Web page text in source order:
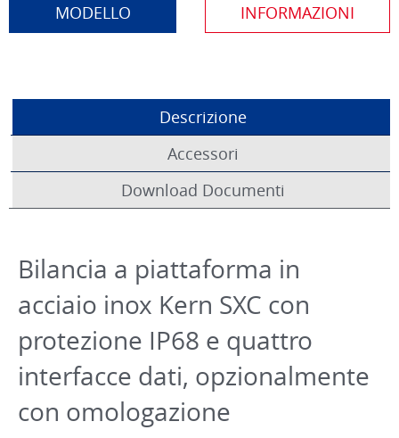
MODELLO
Descrizione
Accessori
Download Documenti
Bilancia a piattaforma in
acciaio inox Kern SXC con
protezione IP68 e quattro
interfacce dati, opzionalmente
con omologazione